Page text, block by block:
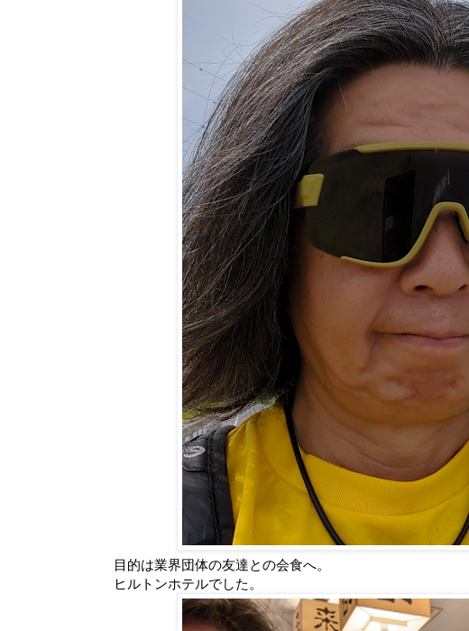
目的は業界団体の友達との会食へ。
ヒルトンホテルでした。